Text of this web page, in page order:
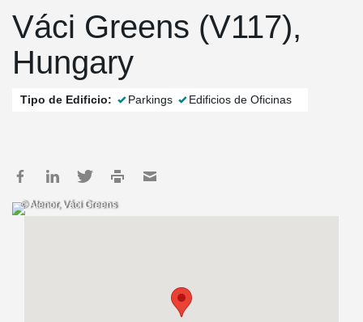
Váci Greens (V117),
Hungary
Tipo de Edificio: Parkings Edificios de Oficinas
© Atenor, Váci Greens